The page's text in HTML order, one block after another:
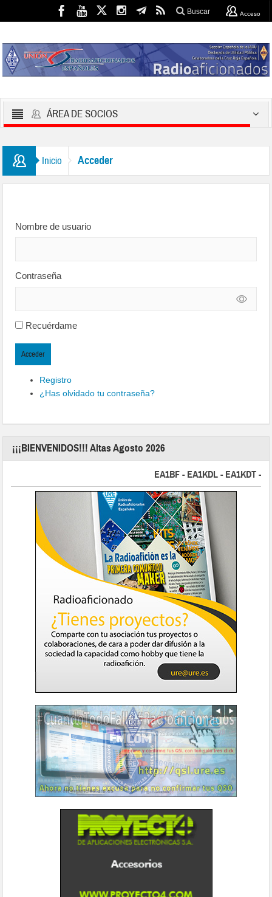
Buscar Acceso
ÁREA DE SOCIOS
Inicio Acceder
Nombre de usuario
Contraseña
Recuérdame
Acceder
Registro
¿Has olvidado tu contraseña?
¡¡¡BIENVENIDOS!!! Altas Agosto 2026
EA1BF - EA1KDL - EA1KDT -